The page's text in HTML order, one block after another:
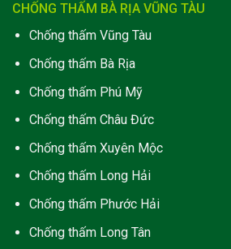
CHỐNG THẤM BÀ RỊA VŨNG TÀU
Chống thấm Vũng Tàu
Chống thấm Bà Rịa
Chống thấm Phú Mỹ
Chống thấm Châu Đức
Chống thấm Xuyên Mộc
Chống thấm Long Hải
Chống thấm Phước Hải
Chống thấm Long Tân